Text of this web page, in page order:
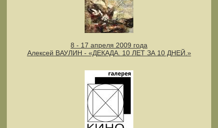
8 - 17 апреля 2009 года
Алексей ВАУЛИН - «ДЕКАДА. 10 ЛЕТ ЗА 10 ДНЕЙ.»